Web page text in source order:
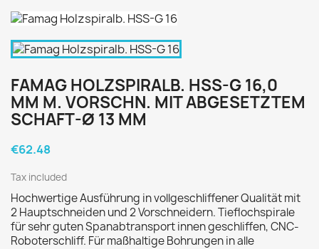
FAMAG HOLZSPIRALB. HSS-G 16,0
MM M. VORSCHN. MIT ABGESETZTEM
SCHAFT-Ø 13 MM
€62.48
Tax included
Hochwertige Ausführung in vollgeschliffener Qualität mit
2 Hauptschneiden und 2 Vorschneidern. Tieflochspirale
für sehr guten Spanabtransport innen geschliffen, CNC-
Roboterschliff. Für maßhaltige Bohrungen in alle